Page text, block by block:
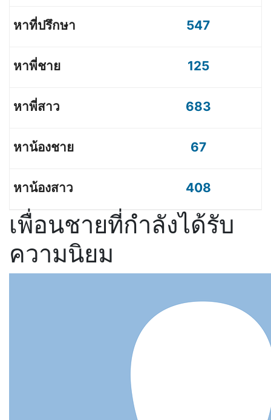
547
125
683
67
408
เพื่อนชายที่กำลังได้รับ
ความนิยม